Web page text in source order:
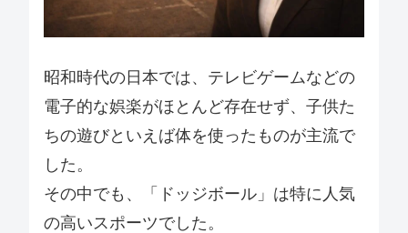
昭和時代の日本では、テレビゲームなどの
電子的な娯楽がほとんど存在せず、子供た
ちの遊びといえば体を使ったものが主流で
した。
その中でも、「ドッジボール」は特に人気
の高いスポーツでした。